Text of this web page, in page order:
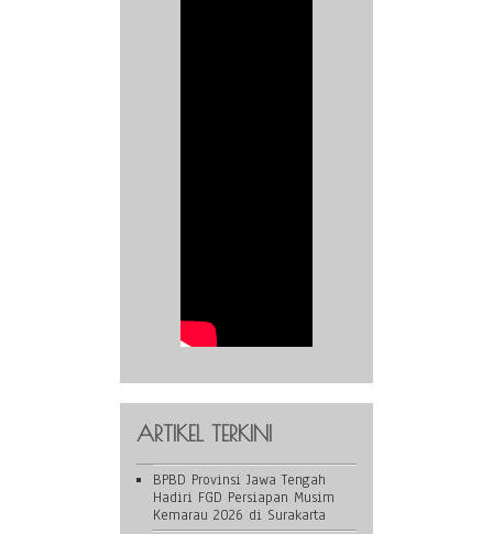
ARTIKEL TERKINI
BPBD Provinsi Jawa Tengah
Hadiri FGD Persiapan Musim
Kemarau 2026 di Surakarta